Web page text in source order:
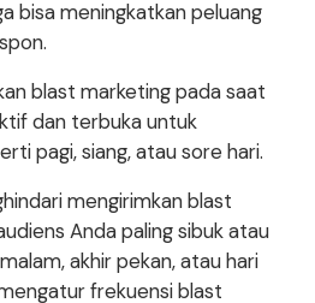
bisa meningkatkan peluang
blast marketing pada saat
dan terbuka untuk
pagi, siang, atau sore hari.
mengirimkan blast
Anda paling sibuk atau
akhir pekan, atau hari
frekuensi blast